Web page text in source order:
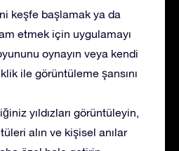
keşfe başlamak ya da
etmek için uygulamayı
oynayın veya kendi
ile görüntüleme şansını
yıldızları görüntüleyin,
alın ve kişisel anılar